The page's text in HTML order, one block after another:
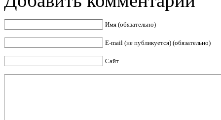
Имя (обязательно)
E-mail (не публикуется) (обязательно)
Сайт